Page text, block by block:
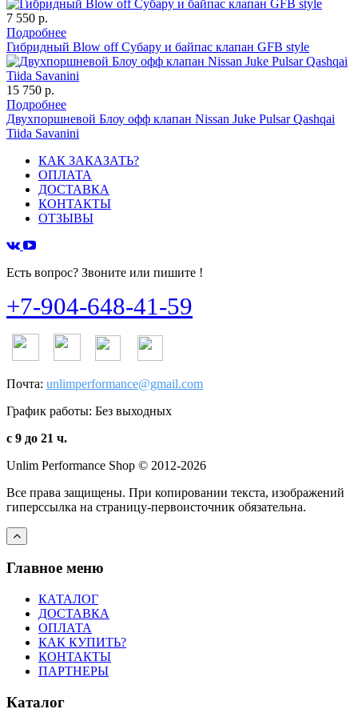
7 550 р.
Подробнее
Гибридный Blow off Субару и байпас клапан GFB style
15 750 р.
Подробнее
Двухпоршневой Блоу офф клапан Nissan Juke Pulsar Qashqai
Tiida Savanini
КАК ЗАКАЗАТЬ?
ОПЛАТА
ДОСТАВКА
КОНТАКТЫ
ОТЗЫВЫ
Есть вопрос? Звоните или пишите !
+7-904-648-41-59
Почта: unlimperformance@gmail.com
График работы: Без выходных
с 9 до 21 ч.
Unlim Performance Shop © 2012-2026
Все права защищены. При копировании текста, изображений
гиперссылка на страницу-первоисточник обязательна.
Главное меню
КАТАЛОГ
ДОСТАВКА
ОПЛАТА
КАК КУПИТЬ?
КОНТАКТЫ
ПАРТНЕРЫ
Каталог